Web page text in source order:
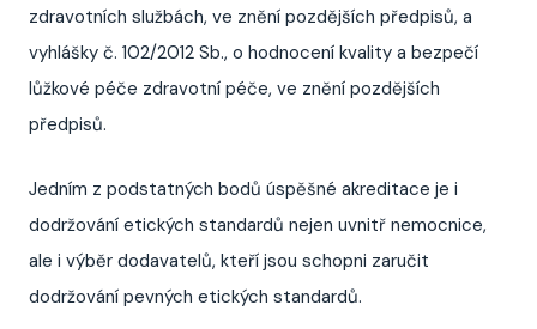
zdravotních službách, ve znění pozdějších předpisů, a
vyhlášky č. 102/2012 Sb., o hodnocení kvality a bezpečí
lůžkové péče zdravotní péče, ve znění pozdějších
předpisů.
Jedním z podstatných bodů úspěšné akreditace je i
dodržování etických standardů nejen uvnitř nemocnice,
ale i výběr dodavatelů, kteří jsou schopni zaručit
dodržování pevných etických standardů.